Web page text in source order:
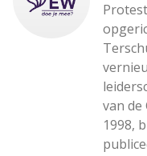
van de
1998,